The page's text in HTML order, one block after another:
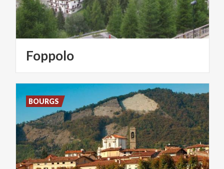
Foppolo
BOURGS